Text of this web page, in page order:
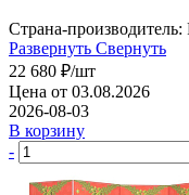
Страна-
Развернуть Свернуть
22 680 ₽/шт
Цена от 03.08.2026
2026-08-03
В корзину
-